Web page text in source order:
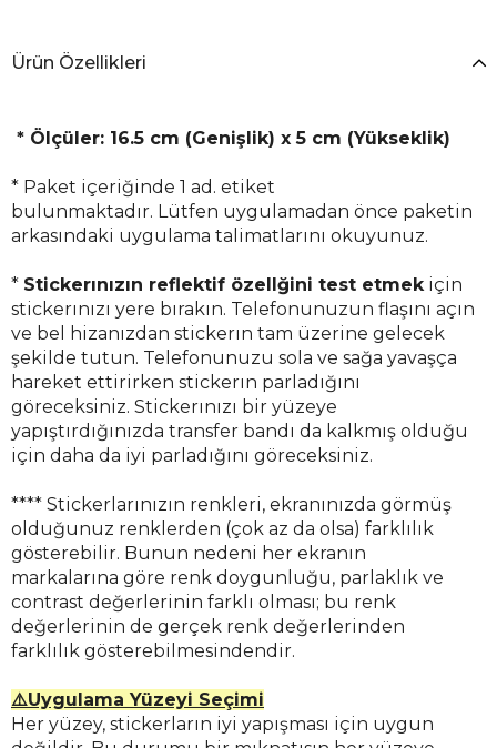
Ürün Özellikleri
* Ölçüler: 16.5 cm (Genişlik) x 5 cm (Yükseklik)
* Paket içeriğinde 1 ad. etiket
bulunmaktadır. Lütfen uygulamadan önce paketin
arkasındaki uygulama talimatlarını okuyunuz.
* Stickerınızın reflektif özellğini test etmekiçin
stickerınızı yere bırakın. Telefonunuzun flaşını açın
ve bel hizanızdan stickerın tam üzerine gelecek
şekilde tutun. Telefonunuzu sola ve sağa yavaşça
hareket ettirirken stickerın parladığını
göreceksiniz. Stickerınızı bir yüzeye
yapıştırdığınızda transfer bandı da kalkmış olduğu
için daha da iyi parladığını göreceksiniz.
**** Stickerlarınızın renkleri, ekranınızda görmüş
olduğunuz renklerden (çok az da olsa) farklılık
gösterebilir. Bunun nedeni her ekranın
markalarına göre renk doygunluğu, parlaklık ve
contrast değerlerinin farklı olması; bu renk
değerlerinin de gerçek renk değerlerinden
farklılık gösterebilmesindendir.
⚠️Uygulama Yüzeyi Seçimi
Her yüzey, stickerların iyi yapışması için uygun